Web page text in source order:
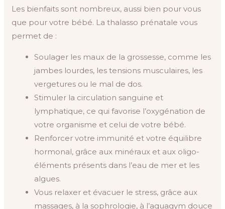
Les bienfaits sont nombreux, aussi bien pour vous
que pour votre bébé. La thalasso prénatale vous
permet de :
Soulager les maux de la grossesse, comme les
jambes lourdes, les tensions musculaires, les
vergetures ou le mal de dos.
Stimuler la circulation sanguine et
lymphatique, ce qui favorise l’oxygénation de
votre organisme et celui de votre bébé.
Renforcer votre immunité et votre équilibre
hormonal, grâce aux minéraux et aux oligo-
éléments présents dans l’eau de mer et les
algues.
Vous relaxer et évacuer le stress, grâce aux
massages, à la sophrologie, à l’aquagym douce